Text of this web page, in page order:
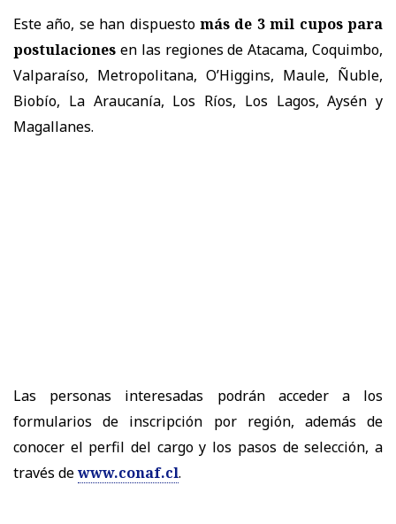
Este año, se han dispuesto más de 3 mil cupos para
postulaciones en las regiones de Atacama, Coquimbo,
Valparaíso, Metropolitana, O’Higgins, Maule, Ñuble,
Biobío, La Araucanía, Los Ríos, Los Lagos, Aysén y
Magallanes.
Las personas interesadas podrán acceder a los
formularios de inscripción por región, además de
conocer el perfil del cargo y los pasos de selección, a
través dewww.conaf.cl.